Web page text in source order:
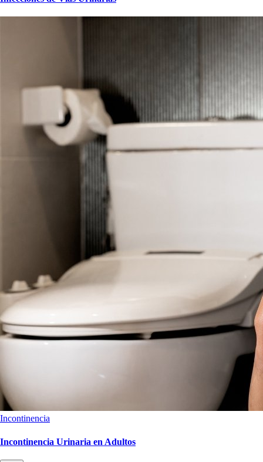
Incontinencia
Incontinencia Urinaria en Adultos